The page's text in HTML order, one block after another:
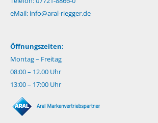
eMail: info@aral-riegger.de
Öffnungszeiten:
Montag – Freitag
08:00 – 12.00 Uhr
13:00 – 17:00 Uhr